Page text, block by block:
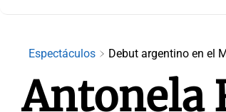
Espectáculos Debut argentino en el
Antonela